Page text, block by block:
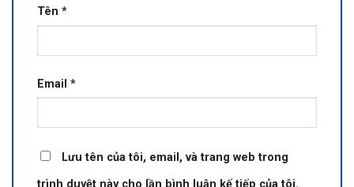
Tên *
Email *
Lưu tên của tôi, email, và trang web trong
trình duyệt này cho lần bình luận kế tiếp của tôi.